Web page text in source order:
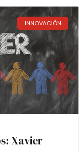
INNOVACIÓN
Xavier